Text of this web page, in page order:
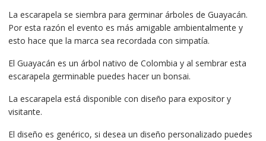
La escarapela se siembra para germinar árboles de Guayacán.
Por esta razón el evento es más amigable ambientalmente y
esto hace que la marca sea recordada con simpatía.
El Guayacán es un árbol nativo de Colombia y al sembrar esta
escarapela germinable puedes hacer un bonsai.
La escarapela está disponible con diseño para expositor y
visitante.
El diseño es genérico, si desea un diseño personalizado puedes